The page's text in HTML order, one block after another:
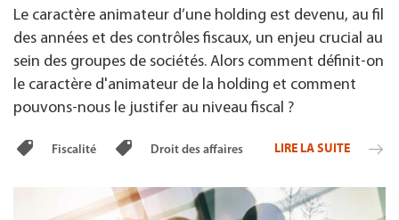
Le caractère animateur d’une holding est devenu, au fil
des années et des contrôles fiscaux, un enjeu crucial au
sein des groupes de sociétés. Alors comment définit-on
le caractère d'animateur de la holding et comment
pouvons-nous le justifer au niveau fiscal ?
Fiscalité Droit des affaires LIRE LA SUITE